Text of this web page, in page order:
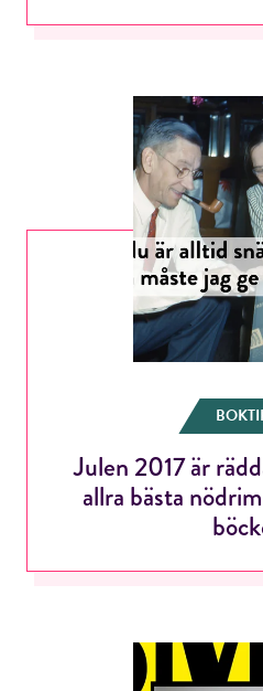
Julen 2017 är
allra bästa